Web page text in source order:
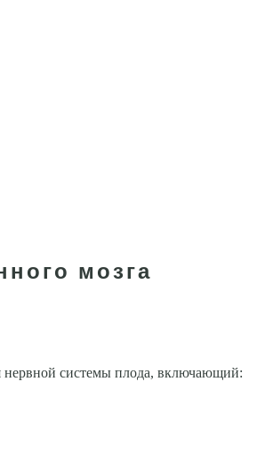
мозга
нервной системы плода, включающий: